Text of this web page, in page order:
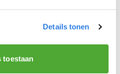
Details tonen
toestaan
deliverer!